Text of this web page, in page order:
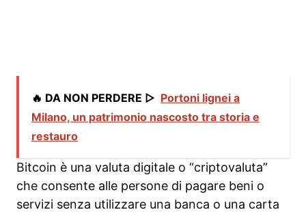
🔥 DA NON PERDERE ▷ Portoni lignei a
Milano, un patrimonio nascosto tra storia e
restauro
Bitcoin è una valuta digitale o “criptovaluta”
che consente alle persone di pagare beni o
servizi senza utilizzare una banca o una carta